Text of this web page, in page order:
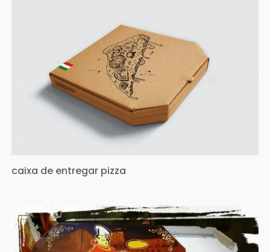
caixa de entregar pizza